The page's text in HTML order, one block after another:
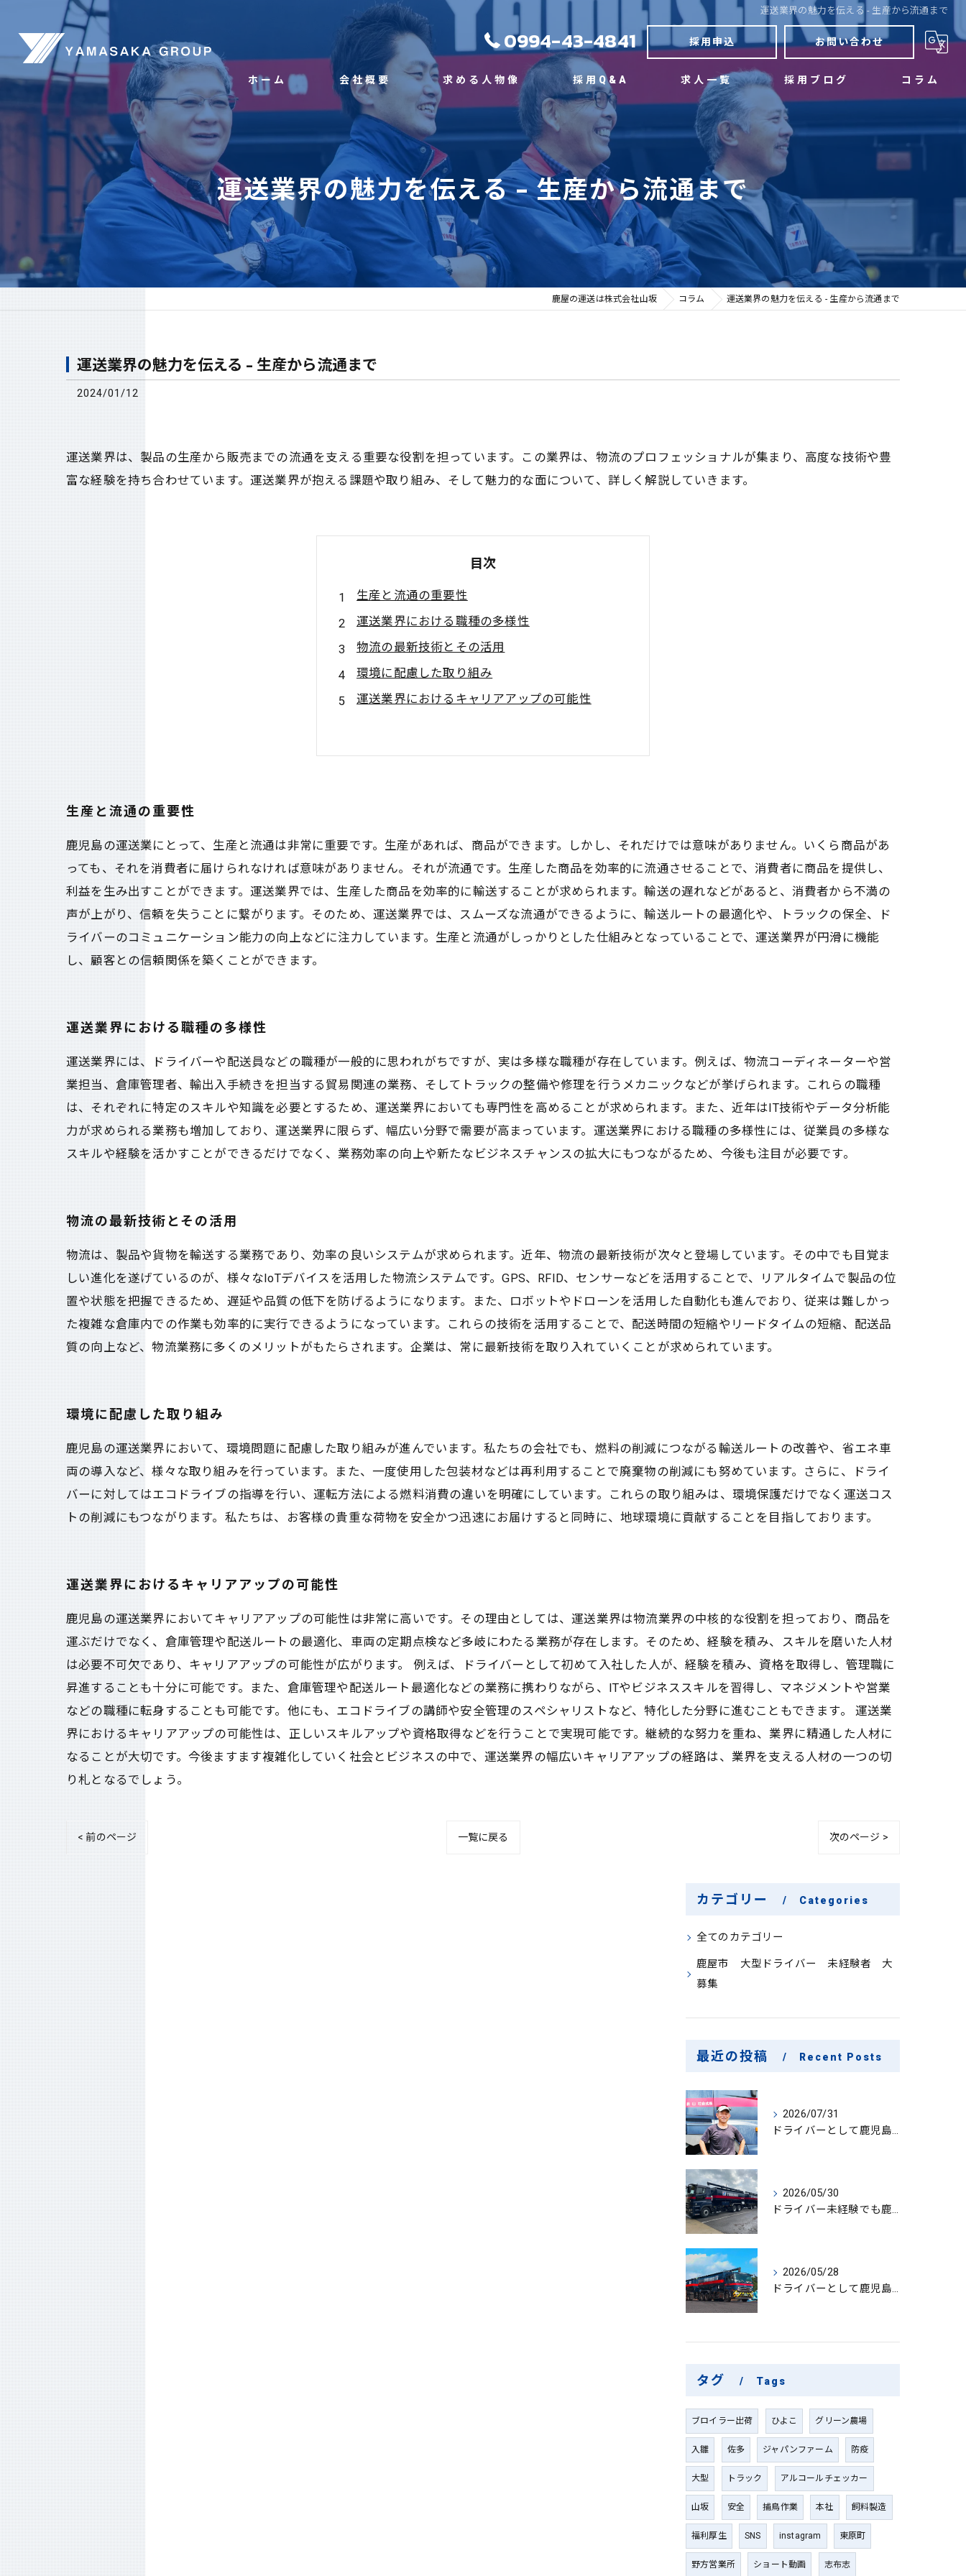
運送業界の魅力を伝える - 生産から流通まで
0994-43-4841 採用申込 お問い合わせ
ホーム 会社概要
代表挨拶
ビジョン
事業案内
求める人物像 採用Q&A 求人一覧 採用ブログ コラム
運送業界の魅力を伝える - 生産から流通まで
鹿屋の運送は株式会社山坂 コラム 運送業界の魅力を伝える - 生産から流通まで
運送業界の魅力を伝える - 生産から流通まで
2024/01/12
運送業界は、製品の生産から販売までの流通を支える重要な役割を担っています。この業界は、物流のプロフェッショナルが集まり、高度な技術や豊
富な経験を持ち合わせています。運送業界が抱える課題や取り組み、そして魅力的な面について、詳しく解説していきます。
目次
生産と流通の重要性
運送業界における職種の多様性
物流の最新技術とその活用
環境に配慮した取り組み
運送業界におけるキャリアアップの可能性
生産と流通の重要性
鹿児島の運送業にとって、生産と流通は非常に重要です。生産があれば、商品ができます。しかし、それだけでは意味がありません。いくら商品があ
っても、それを消費者に届けられなければ意味がありません。それが流通です。生産した商品を効率的に流通させることで、消費者に商品を提供し、
利益を生み出すことができます。運送業界では、生産した商品を効率的に輸送することが求められます。輸送の遅れなどがあると、消費者から不満の
声が上がり、信頼を失うことに繋がります。そのため、運送業界では、スムーズな流通ができるように、輸送ルートの最適化や、トラックの保全、ド
ライバーのコミュニケーション能力の向上などに注力しています。生産と流通がしっかりとした仕組みとなっていることで、運送業界が円滑に機能
し、顧客との信頼関係を築くことができます。
運送業界における職種の多様性
運送業界には、ドライバーや配送員などの職種が一般的に思われがちですが、実は多様な職種が存在しています。例えば、物流コーディネーターや営
業担当、倉庫管理者、輸出入手続きを担当する貿易関連の業務、そしてトラックの整備や修理を行うメカニックなどが挙げられます。これらの職種
は、それぞれに特定のスキルや知識を必要とするため、運送業界においても専門性を高めることが求められます。また、近年はIT技術やデータ分析能
力が求められる業務も増加しており、運送業界に限らず、幅広い分野で需要が高まっています。運送業界における職種の多様性には、従業員の多様な
スキルや経験を活かすことができるだけでなく、業務効率の向上や新たなビジネスチャンスの拡大にもつながるため、今後も注目が必要です。
物流の最新技術とその活用
物流は、製品や貨物を輸送する業務であり、効率の良いシステムが求められます。近年、物流の最新技術が次々と登場しています。その中でも目覚ま
しい進化を遂げているのが、様々なIoTデバイスを活用した物流システムです。GPS、RFID、センサーなどを活用することで、リアルタイムで製品の位
置や状態を把握できるため、遅延や品質の低下を防げるようになります。また、ロボットやドローンを活用した自動化も進んでおり、従来は難しかっ
た複雑な倉庫内での作業も効率的に実行できるようになっています。これらの技術を活用することで、配送時間の短縮やリードタイムの短縮、配送品
質の向上など、物流業務に多くのメリットがもたらされます。企業は、常に最新技術を取り入れていくことが求められています。
環境に配慮した取り組み
鹿児島の運送業界において、環境問題に配慮した取り組みが進んでいます。私たちの会社でも、燃料の削減につながる輸送ルートの改善や、省エネ車
両の導入など、様々な取り組みを行っています。また、一度使用した包装材などは再利用することで廃棄物の削減にも努めています。さらに、ドライ
バーに対してはエコドライブの指導を行い、運転方法による燃料消費の違いを明確にしています。これらの取り組みは、環境保護だけでなく運送コス
トの削減にもつながります。私たちは、お客様の貴重な荷物を安全かつ迅速にお届けすると同時に、地球環境に貢献することを目指しております。
運送業界におけるキャリアアップの可能性
鹿児島の運送業界においてキャリアアップの可能性は非常に高いです。その理由としては、運送業界は物流業界の中核的な役割を担っており、商品を
運ぶだけでなく、倉庫管理や配送ルートの最適化、車両の定期点検など多岐にわたる業務が存在します。そのため、経験を積み、スキルを磨いた人材
は必要不可欠であり、キャリアアップの可能性が広がります。 例えば、ドライバーとして初めて入社した人が、経験を積み、資格を取得し、管理職に
昇進することも十分に可能です。また、倉庫管理や配送ルート最適化などの業務に携わりながら、ITやビジネススキルを習得し、マネジメントや営業
などの職種に転身することも可能です。他にも、エコドライブの講師や安全管理のスペシャリストなど、特化した分野に進むこともできます。 運送業
界におけるキャリアアップの可能性は、正しいスキルアップや資格取得などを行うことで実現可能です。継続的な努力を重ね、業界に精通した人材に
なることが大切です。今後ますます複雑化していく社会とビジネスの中で、運送業界の幅広いキャリアアップの経路は、業界を支える人材の一つの切
り札となるでしょう。
< 前のページ 一覧に戻る 次のページ >
カテゴリー Categories
全てのカテゴリー
鹿屋市 大型ドライバー 未経験者 大
募集
最近の投稿 Recent Posts
2026/07/31
ドライバーとして鹿児島県鹿屋市で大型ドライバー若手ベテラン大募集の魅力と応募ポイント
2026/05/30
ドライバー未経験でも鹿児島県鹿屋市で大型ドライバーになれる求人情報と働き方ガイド
2026/05/28
ドライバーとして鹿児島県鹿屋市で大型ドライバーやルート配送に挑戦しやりがいを実感できる働き方徹底ガイド
タグ Tags
ブロイラー出荷 ひよこ グリーン農場
入雛 佐多 ジャパンファーム 防疫
大型 トラック アルコールチェッカー
山坂 安全 捕鳥作業 本社 飼料製造
福利厚生 SNS instagram 東原町
野方営業所 ショート動画 志布志